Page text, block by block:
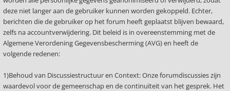
deze niet langer aan de gebruiker kunnen worden gekoppeld. Echter,
berichten die de gebruiker op het forum heeft geplaatst blijven bewaard,
zelfs na accountverwijdering. Dit beleid is in overeenstemming met de
Algemene Verordening Gegevensbescherming (AVG) en heeft de
volgende redenen:
1)Behoud van Discussiestructuur en Context: Onze forumdiscussies zijn
waardevol voor de gemeenschap en de continuïteit van het gesprek. Het